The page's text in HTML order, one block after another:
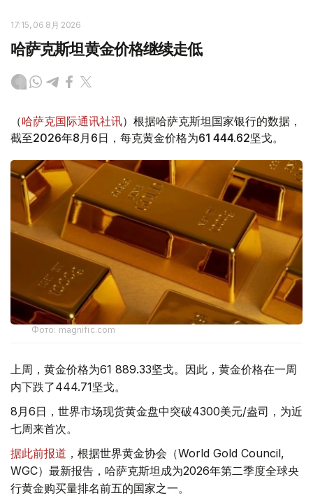
17:15, 06 8月 2026
哈萨克斯坦黄金价格继续走低
（哈萨克国际通讯社讯）根据哈萨克斯坦国家银行的数据，
截至2026年8月6日，每克黄金价格为61 444.62坚戈。
Фото: magnific.com
上周，黄金价格为61 889.33坚戈。因此，黄金价格在一周
内下跌了444.71坚戈。
8月6日，世界市场现货黄金盘中突破4300美元/盎司，为近
七周来首次。
据此前报道 ，根据世界黄金协会（World Gold Council,
WGC）最新报告，哈萨克斯坦成为2026年第二季度全球央
行黄金购买量排名前五的国家之一。